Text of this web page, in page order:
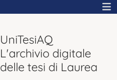
UniTesiAQ
L'archivio digitale
delle tesi di Laurea